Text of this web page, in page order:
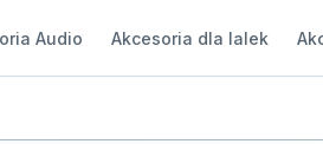
Audio Akcesoria dla lalek